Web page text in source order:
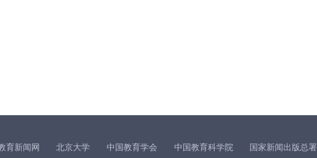
育新闻网 北京大学 中国教育学会 中国教育科学院 国家新闻出版总署